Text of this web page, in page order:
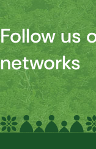
Follow us
networks